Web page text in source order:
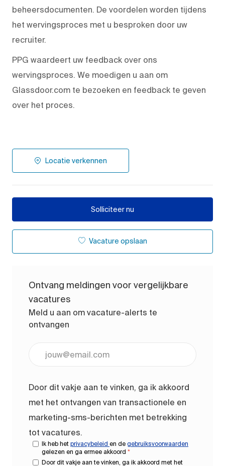
beheersdocumenten. De voordelen worden tijdens
het wervingsproces met u besproken door uw
recruiter.
PPG waardeert uw feedback over ons
wervingsproces. We moedigen u aan om
Glassdoor.com te bezoeken en feedback te geven
over het proces.
Locatie verkennen
Solliciteer nu
Vacature opslaan
Ontvang meldingen voor vergelijkbare
vacatures
Meld u aan om vacature-alerts te
ontvangen
Door dit vakje aan te vinken, ga ik akkoord
met het ontvangen van transactionele en
marketing-sms-berichten met betrekking
tot vacatures.
Ik heb het privacybeleid en de gebruiksvoorwaarden
gelezen en ga ermee akkoord *
Door dit vakje aan te vinken, ga ik akkoord met het